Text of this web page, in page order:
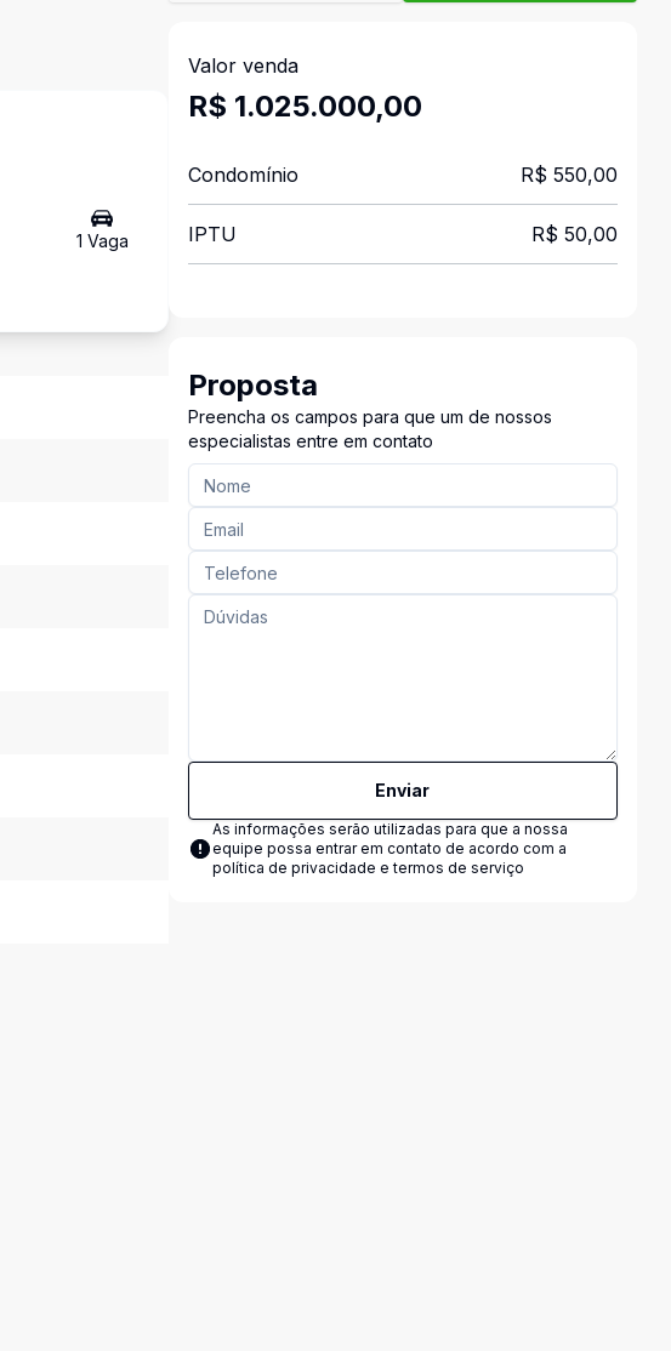
1 Vaga
Valor venda
R$ 1.025.000,00
Condomínio R$ 550,00
IPTU R$ 50,00
Proposta
Preencha os campos para que um de nossos
especialistas entre em contato
Enviar
As informações serão utilizadas para que a nossa
equipe possa entrar em contato de acordo com a
política de privacidade e termos de serviço